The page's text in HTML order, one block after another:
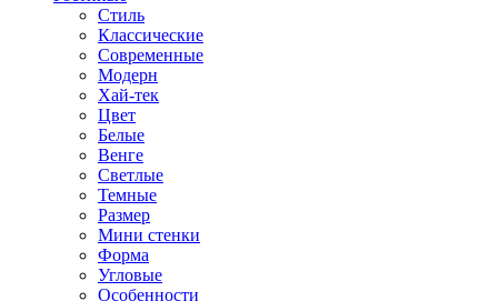
Стиль
Классические
Современные
Модерн
Хай-тек
Цвет
Белые
Венге
Светлые
Темные
Размер
Мини стенки
Форма
Угловые
Особенности